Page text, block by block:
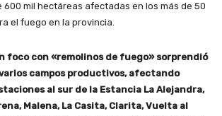
600 mil hectáreas afectadas en los más de 50
el fuego en la provincia.
foco con «remolinos de fuego» sorprendió
campos productivos, afectando
al sur de la Estancia La Alejandra,
Malena, La Casita, Clarita, Vuelta al